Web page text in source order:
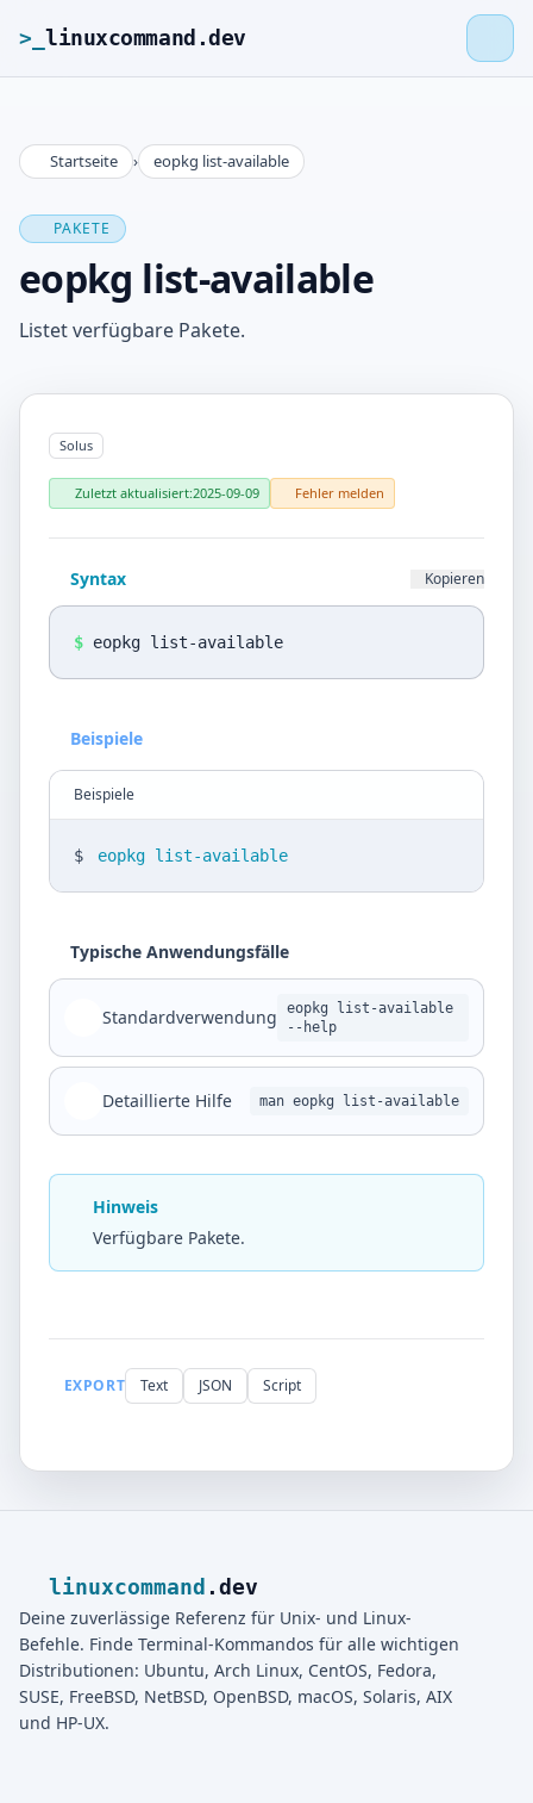
>_ linuxcommand.dev
>_linuxcommand.dev
Roadmap
Kontakt
Impressum
Datenschutz
DE EN
Startseite › eopkg list-available
PAKETE
eopkg list-available
Listet verfügbare Pakete.
Solus
Zuletzt aktualisiert:2025-09-09 Fehler melden
Syntax Kopieren
$ eopkg list-available
Beispiele
Beispiele
$ eopkg list-available
Typische Anwendungsfälle
Standardverwendung
eopkg list-available
--help
Detaillierte Hilfe man eopkg list-available
Hinweis
Verfügbare Pakete.
EXPORT Text JSON Script
linuxcommand .dev
Deine zuverlässige Referenz für Unix- und Linux-
Befehle. Finde Terminal-Kommandos für alle wichtigen
Distributionen: Ubuntu, Arch Linux, CentOS, Fedora,
SUSE, FreeBSD, NetBSD, OpenBSD, macOS, Solaris, AIX
und HP-UX.